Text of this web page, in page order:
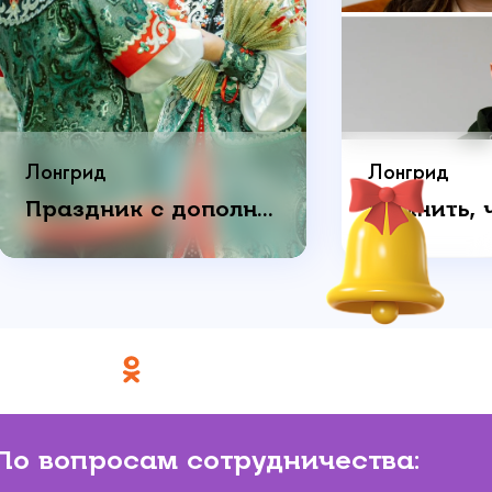
Лонгрид
Праздник с дополнительным смыслом: как пара отметила годовщину свадьбы
Лонгрид
вопросам сотрудничества: